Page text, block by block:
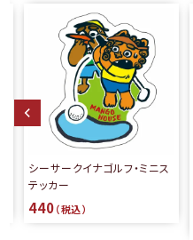
シーサークイナゴルフ・ミニス
テッカー
440（税込）